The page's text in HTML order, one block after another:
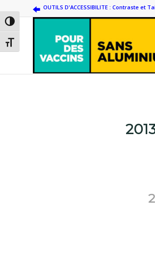
Passer en contraste élevé
Changer la taille de la police
OUTILS D'ACCESSIBILITE : Contraste et